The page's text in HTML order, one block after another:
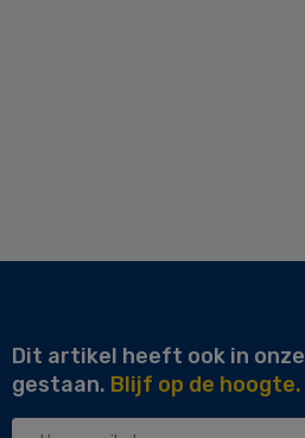
Dit artikel heeft ook in
gestaan. Blijf op de hoogte.
Uw